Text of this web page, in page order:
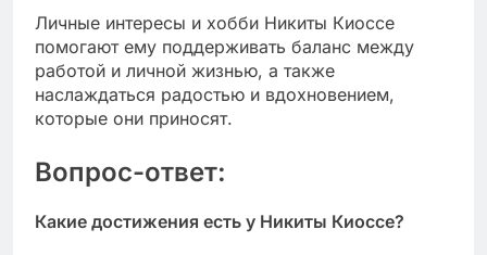
Личные интересы и хобби Никиты Киоссе
помогают ему поддерживать баланс между
работой и личной жизнью, а также
наслаждаться радостью и вдохновением,
которые они приносят.
Вопрос-ответ:
Какие достижения есть у Никиты Киоссе?